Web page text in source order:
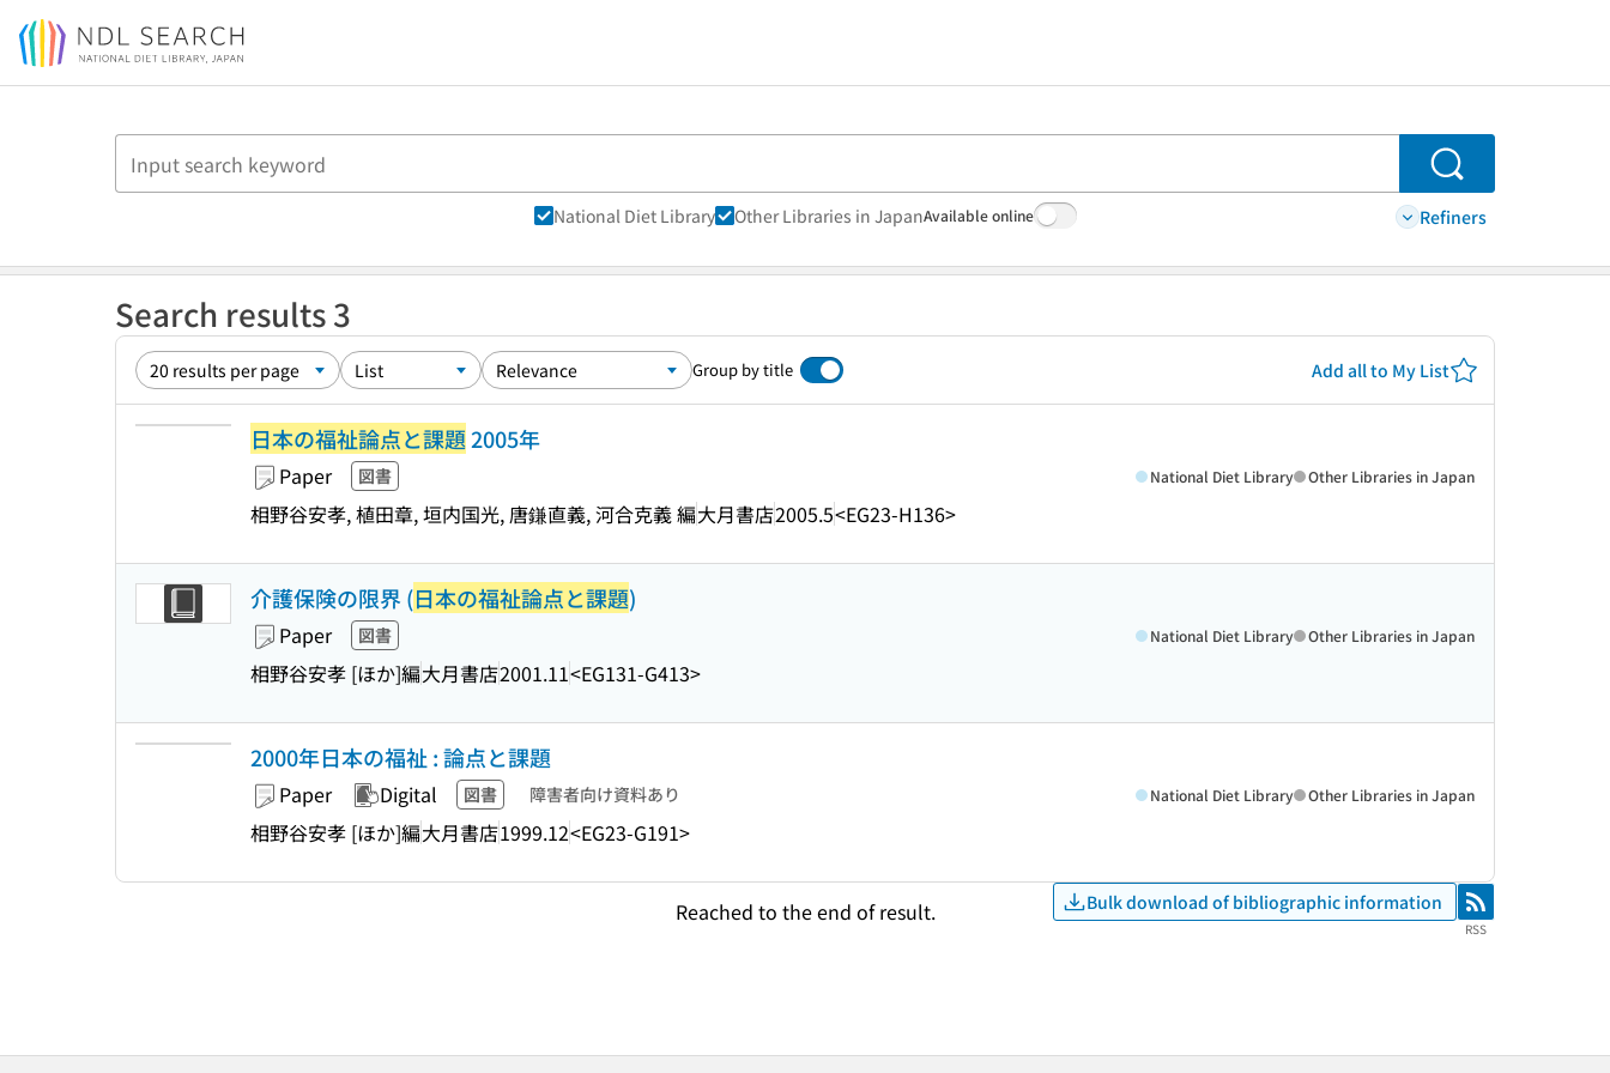
Jump to main content
Search
National Diet Library Other Libraries in JapanAvailable online Refiners
Search results 3
Group by title Add all to My List
日本の福祉論点と課題2005年
Paper 図書
相野谷安孝, 植田章, 垣内国光, 唐鎌直義, 河合克義 編大月書店2005.5<EG23-H136>
National Diet Library Other Libraries in Japan
介護保険の限界 (日本の福祉論点と課題)
Paper 図書
相野谷安孝 [ほか]編大月書店2001.11<EG131-G413>
National Diet Library Other Libraries in Japan
2000年日本の福祉 : 論点と課題
Paper Digital 図書 障害者向け資料あり
相野谷安孝 [ほか]編大月書店1999.12<EG23-G191>
National Diet Library Other Libraries in Japan
Reached to the end of result. Bulk download of bibliographic information RSS
RSS